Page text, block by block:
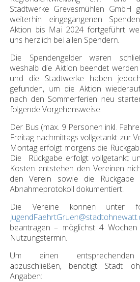
Stadtwerke Grevesmühlen GmbH
weiterhin eingegangenen
Aktion bis Mai 2024 fortgeführt
uns herzlich bei allen Spendern.
Die Spendengelder waren
weshalb die Aktion beendet
und die Stadtwerke haben
gefunden, um die Aktion
nach den Sommerferien neu
folgende Vorgehensweise:
Der Bus (max. 9 Personen inkl.
Freitag nachmittags vollgetankt zur
Montag erfolgt morgens die
Die Rückgabe erfolgt vollgetankt
Kosten entstehen den Vereinen
den Verein sowie die Rückgabe
Abnahmeprotokoll dokumentiert.
Die Vereine können unter
beantragen – möglichst 4
Nutzungstermin.
Um einen entsprechenden
abzuschließen, benötigt Stadt
Angaben: